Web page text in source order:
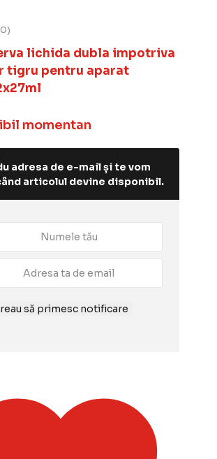
lichida dubla impotriva
tigru pentru aparat
momentan
adresa de e-mail și te vom
articolul devine disponibil.
să primesc notificare